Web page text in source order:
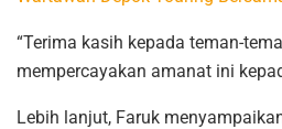
“Terima kasih kepada teman-
mempercayakan amanat ini
Lebih lanjut, Faruk